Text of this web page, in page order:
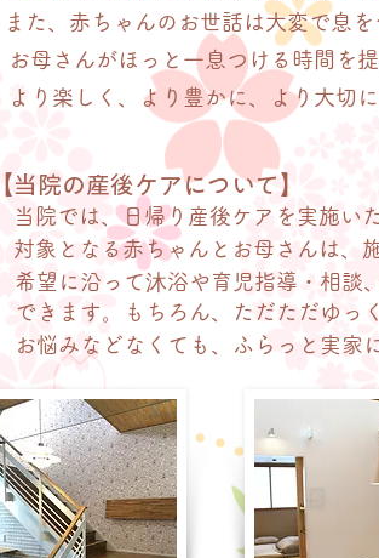
また、赤ちゃんのお世話は大変で息
お母さんがほっと一息つける時間を
より楽しく、より豊かに、より大切
【当院の産後ケアについて】
当院では、日帰り産後ケアを実施い
対象となる赤ちゃんとお母さんは、
希望に沿って沐浴や育児指導・相談
できます。もちろん、ただただゆっ
お悩みなどなくても、ふらっと実家